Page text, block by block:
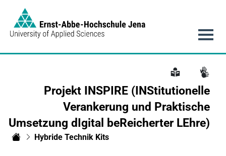
Projekt INSPIRE (INStitutionelle
Verankerung und Praktische
Umsetzung dIgital beReicherter LEhre)
Hybride Technik Kits